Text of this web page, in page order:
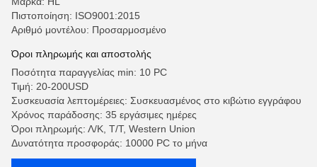
Πιστοποίηση: ISO9001:2015
Αριθμό μοντέλου: Προσαρμοσμένο
Όροι πληρωμής και αποστολής
Ποσότητα παραγγελίας min: 10 PC
Τιμή: 20-200USD
Συσκευασία λεπτομέρειες: Συσκευασμένος στο κιβώτιο εγγράφου
Χρόνος παράδοσης: 35 εργάσιμες ημέρες
Όροι πληρωμής: Λ/Κ, Τ/Τ, Western Union
Δυνατότητα προσφοράς: 10000 PC το μήνα